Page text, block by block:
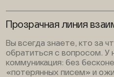
Прозрачная линия
Вы всегда знаете, кто за
обратиться с вопросом. У
коммуникация: без
«потерянных писем» и